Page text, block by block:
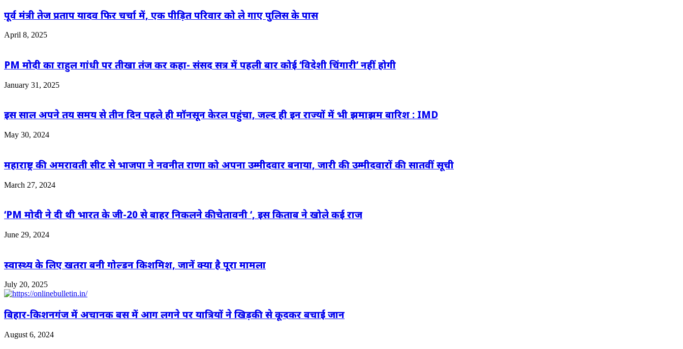
पूर्व मंत्री तेज प्रताप यादव फिर चर्चा में, एक पीड़ित परिवार को ले गाए पुलिस के पास
April 8, 2025
PM मोदी का राहुल गांधी पर तीखा तंज कर कहा- संसद सत्र में पहली बार कोई ‘विदेशी चिंगारी’ नहीं होगी
January 31, 2025
इस साल अपने तय समय से तीन दिन पहले ही मॉनसून केरल पहुंचा, जल्द ही इन राज्यों में भी झमाझम बारिश : IMD
May 30, 2024
महाराष्ट्र की अमरावती सीट से भाजपा ने नवनीत राणा को अपना उम्मीदवार बनाया, जारी की उम्मीदवारों की सातवीं सूची
March 27, 2024
‘PM मोदी ने दी थी भारत के जी-20 से बाहर निकलने कीचेतावनी ‘, इस किताब ने खोले कई राज
June 29, 2024
स्वास्थ्य के लिए खतरा बनी गोल्डन किशमिश, जानें क्या है पूरा मामला
July 20, 2025
बिहार-किशनगंज में अचानक बस में आग लगने पर यात्रियों ने खिड़की से कूदकर बचाई जान
August 6, 2024